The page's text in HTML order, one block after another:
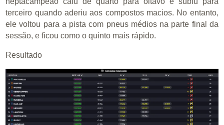
terceiro quando aderiu aos compostos macios. No entanto,
ele voltou para a pista com pneus médios na parte final da
sessão, e ficou como o quinto mais rápido.
Resultado